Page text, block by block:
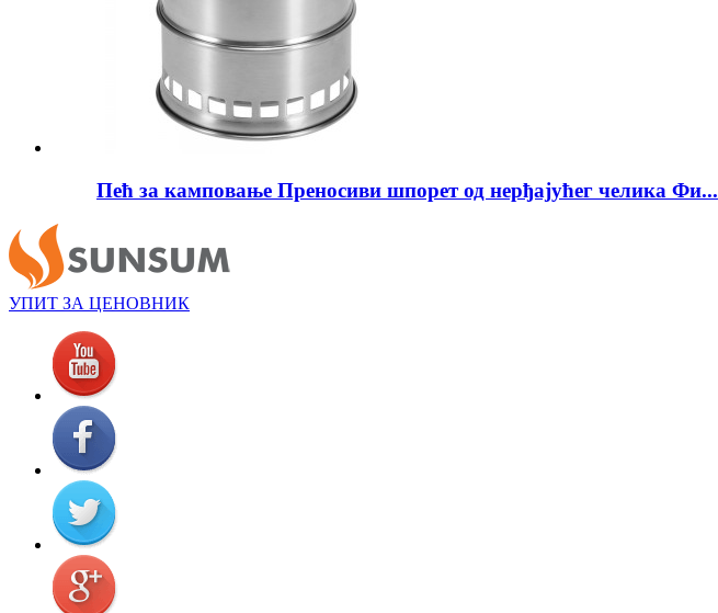
Пећ за камповање Преносиви шпорет од нерђајућег челика Фи...
УПИТ ЗА ЦЕНОВНИК